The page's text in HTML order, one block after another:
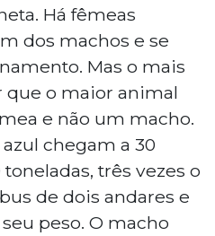
Há fêmeas
dos machos e se
Mas o mais
que o maior animal
e não um macho.
chegam a 30
três vezes o
de dois andares e
peso. O macho